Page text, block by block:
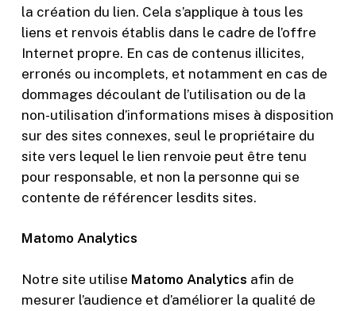
la création du lien. Cela s’applique à tous les
liens et renvois établis dans le cadre de l’offre
Internet propre. En cas de contenus illicites,
erronés ou incomplets, et notamment en cas de
dommages découlant de l’utilisation ou de la
non-utilisation d’informations mises à disposition
sur des sites connexes, seul le propriétaire du
site vers lequel le lien renvoie peut être tenu
pour responsable, et non la personne qui se
contente de référencer lesdits sites.
Matomo Analytics
Notre site utilise Matomo Analytics afin de
mesurer l’audience et d’améliorer la qualité de